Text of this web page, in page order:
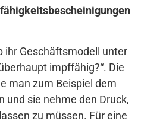
ihr Geschäftsmodell unter
impffähig?“. Die
man zum Beispiel dem
und sie nehme den Druck,
zu müssen. Für eine